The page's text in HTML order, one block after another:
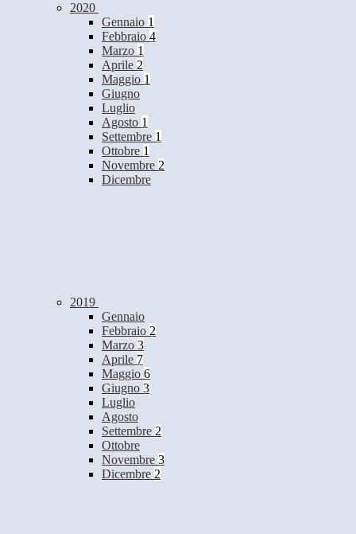
2020
Gennaio 1
Febbraio 4
Marzo 1
Aprile 2
Maggio 1
Giugno
Luglio
Agosto 1
Settembre 1
Ottobre 1
Novembre 2
Dicembre
2019
Gennaio
Febbraio 2
Marzo 3
Aprile 7
Maggio 6
Giugno 3
Luglio
Agosto
Settembre 2
Ottobre
Novembre 3
Dicembre 2